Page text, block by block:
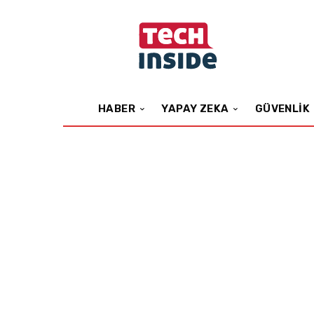
HABER YAPAY ZEKA GÜVENLIK